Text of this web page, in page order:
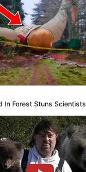
In Forest Stuns Scientists